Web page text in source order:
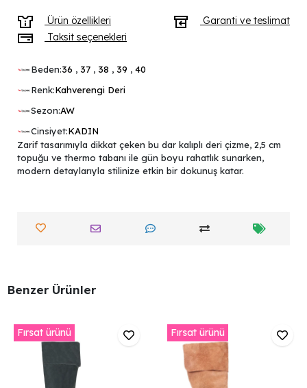
Ürün özellikleri
Garanti ve teslimat
Taksit seçenekleri
Beden:36 , 37 , 38 , 39 , 40
Renk:Kahverengi Deri
Sezon:AW
Cinsiyet:KADIN
Zarif tasarımıyla dikkat çeken bu dar kalıplı deri çizme, 2,5 cm
topuğu ve thermo tabanı ile gün boyu rahatlık sunarken,
modern detaylarıyla stilinize etkin bir dokunuş katar.
Benzer Ürünler
Fırsat ürünü Fırsat ürünü